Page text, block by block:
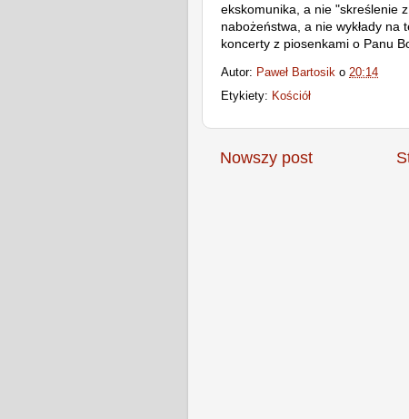
ekskomunika, a nie "skreślenie
nabożeństwa, a nie wykłady
koncerty z piosenkami o Panu
Autor: Paweł Bartosik o 20:14
Etykiety: Kościół
Nowszy post